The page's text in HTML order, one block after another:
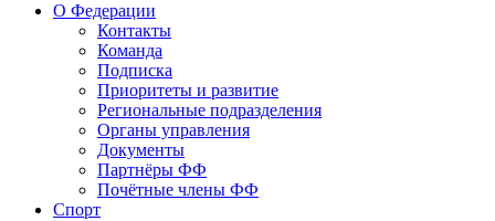
О Федерации
Контакты
Команда
Подписка
Приоритеты и развитие
Региональные подразделения
Органы управления
Документы
Партнёры ФФ
Почётные члены ФФ
Спорт